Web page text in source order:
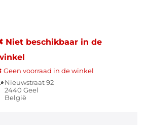
Niet beschikbaar in de
Geen voorraad in de winkel
Nieuwstraat 92
2440 Geel
België